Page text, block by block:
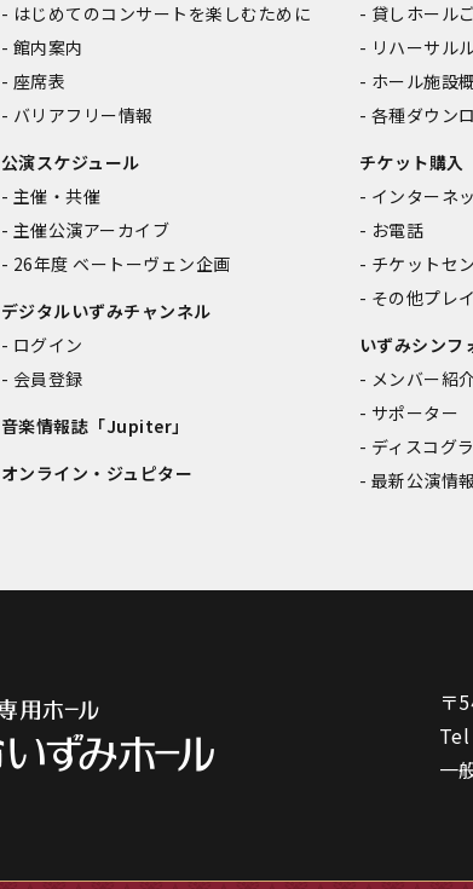
はじめてのコンサートを楽しむために
館内案内
座席表
バリアフリー情報
公演スケジュール
主催・共催
主催公演アーカイブ
26年度 ベートーヴェン企画
デジタルいずみチャンネル
ログイン
会員登録
音楽情報誌「Jupiter」
オンライン・ジュピター
貸しホール
リハーサル
ホール施設
各種ダウン
チケット購入
インターネ
お電話
チケットセ
その他プレ
いずみシンフ
メンバー紹
サポーター
ディスコグ
最新公演情報
〒
一